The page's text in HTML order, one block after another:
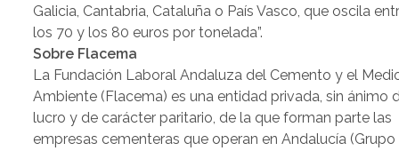
Galicia, Cantabria, Cataluña o País Vasco, que oscila
los 70 y los 80 euros por tonelada”.
Sobre Flacema
La Fundación Laboral Andaluza del Cemento y el
Ambiente (Flacema) es una entidad privada, sin ánimo
lucro y de carácter paritario, de la que forman parte las
empresas cementeras que operan en Andalucía (Grupo